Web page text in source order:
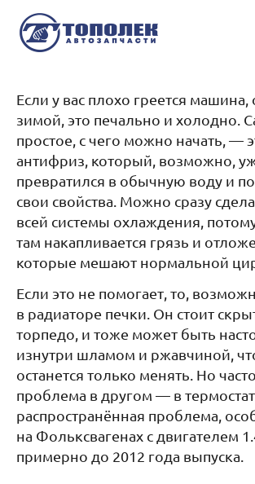
Если у вас плохо греется
зимой, это печально и холодно.
простое, с чего можно начать, —
антифриз, который, возможно,
превратился в обычную воду и
свои свойства. Можно сразу
всей системы охлаждения,
там накапливается грязь и
которые мешают нормальной
Если это не помогает, то,
в радиаторе печки. Он стоит
торпедо, и тоже может быть
изнутри шламом и ржавчиной,
останется только менять. Но
проблема в другом — в
распространённая проблема,
на Фольксвагенах с двигателем
примерно до 2012 года выпуска.